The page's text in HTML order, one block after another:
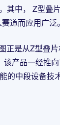
其中， Z型叠
道而应用广泛。
正是从Z型叠
产品一经推
的中段设备技